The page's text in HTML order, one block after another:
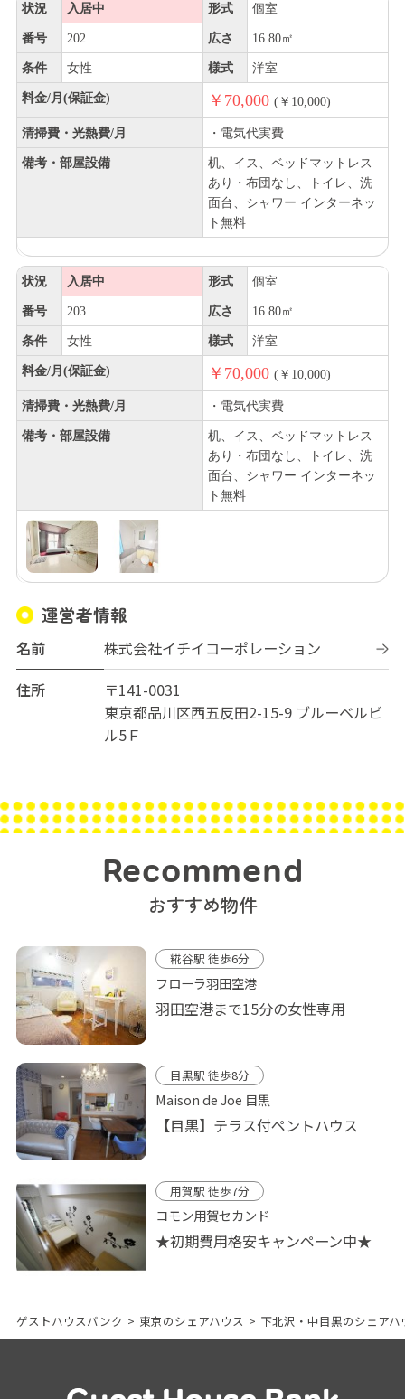
状況 入居中 形式 個室
番号 202 広さ 16.80㎡
条件 女性 様式 洋室
料金/月(保証金) ￥70,000 (￥10,000)
清掃費・光熱費/月 ・電気代実費
備考・部屋設備
机、イス、ベッドマットレス
あり・布団なし、トイレ、洗
面台、シャワー インターネッ
ト無料
状況 入居中 形式 個室
番号 203 広さ 16.80㎡
条件 女性 様式 洋室
料金/月(保証金) ￥70,000 (￥10,000)
清掃費・光熱費/月 ・電気代実費
備考・部屋設備
机、イス、ベッドマットレス
あり・布団なし、トイレ、洗
面台、シャワー インターネッ
ト無料
運営者情報
名前
株式会社イチイコーポレーション
住所
〒141-0031
東京都品川区西五反田2-15-9 ブルーベルビ
ル5Ｆ
Recommend
おすすめ物件
糀谷駅 徒歩6分
フローラ羽田空港
羽田空港まで15分の女性専用
目黒駅 徒歩8分
Maison de Joe 目黒
【目黒】テラス付ペントハウス
用賀駅 徒歩7分
コモン用賀セカンド
★初期費用格安キャンペーン中★
ゲストハウスバンク > 東京のシェアハウス > 下北沢・中目黒のシェアハ